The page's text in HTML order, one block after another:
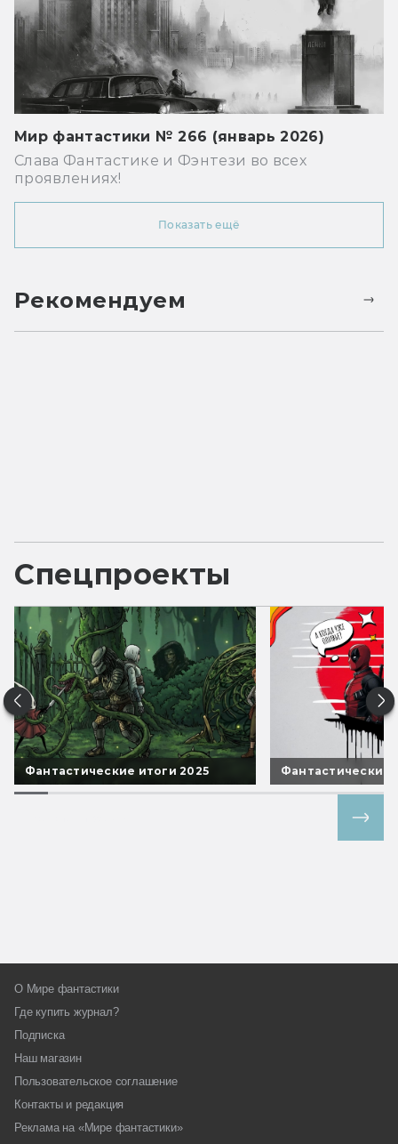
Мир фантастики № 266 (январь 2026)
Слава Фантастике и Фэнтези во всех
проявлениях!
Показать ещё
Рекомендуем
Спецпроекты
Фантастические итоги 2025 Фантастические
О Мире фантастики
Где купить журнал?
Подписка
Наш магазин
Пользовательское соглашение
Контакты и редакция
Реклама на «Мире фантастики»